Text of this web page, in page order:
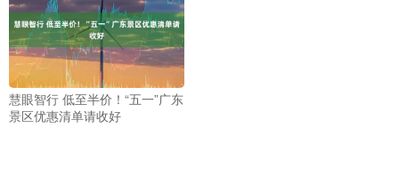
慧眼智行 低至半价！“五一”广东
景区优惠清单请收好